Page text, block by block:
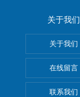
关于我们
关于我们
在线留言
联系我们